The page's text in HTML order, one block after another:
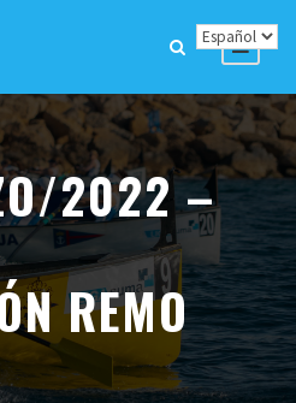
2022 –
REMO